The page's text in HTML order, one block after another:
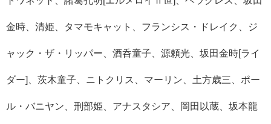
金時、清姫、タマモキャット、フランシス・ドレイク、ジ
ャック・ザ・リッパー、酒呑童子、源頼光、坂田金時[ライ
ダー]、茨木童子、ニトクリス、マーリン、土方歳三、ポー
ル・バニヤン、刑部姫、アナスタシア、岡田以蔵、坂本龍